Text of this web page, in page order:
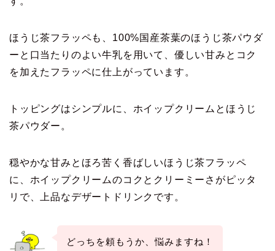
ほうじ茶フラッペも、100%国産茶葉のほうじ茶パウダ
ーと口当たりのよい牛乳を用いて、優しい甘みとコク
を加えたフラッペに仕上がっています。
トッピングはシンプルに、ホイップクリームとほうじ
茶パウダー。
穏やかな甘みとほろ苦く香ばしいほうじ茶フラッペ
に、ホイップクリームのコクとクリーミーさがピッタ
リで、上品なデザートドリンクです。
どっちを頼もうか、悩みますね！